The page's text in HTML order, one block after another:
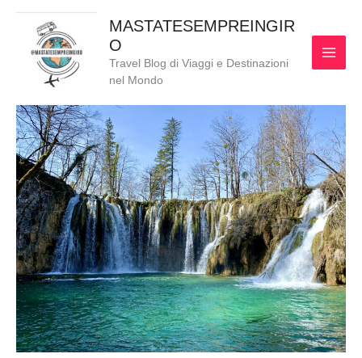
contenuto
MASTATESEMPREINGIR
O
Travel Blog di Viaggi e Destinazioni
nel Mondo